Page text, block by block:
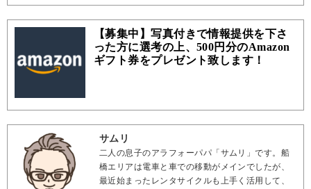
【募集中】写真付きで情報提供を下さ
った方に選考の上、500円分のAmazon
ギフト券をプレゼント致します！
サムリ
二人の息子のアラフォーパパ「サムリ」です。船
橋エリアは電車と車での移動がメインでしたが、
最近始まったレンタサイクルも上手く活用して、